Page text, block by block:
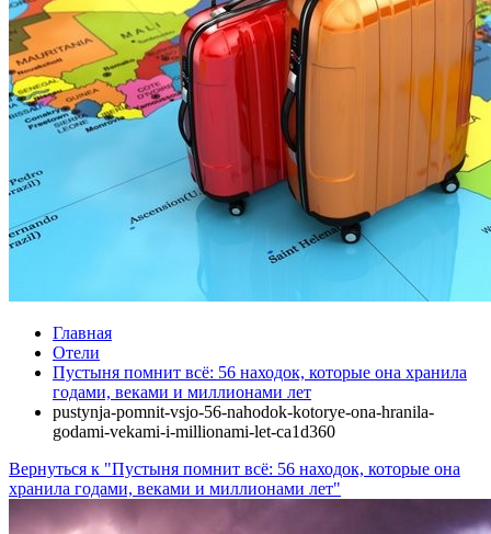
Главная
Отели
Пустыня помнит всё: 56 находок, которые она хранила
годами, веками и миллионами лет
pustynja-pomnit-vsjo-56-nahodok-kotorye-ona-hranila-
godami-vekami-i-millionami-let-ca1d360
Вернуться к "Пустыня помнит всё: 56 находок, которые она
хранила годами, веками и миллионами лет"